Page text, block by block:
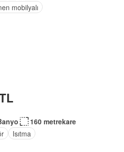
mobilyalı
160 metrekare
Isıtma